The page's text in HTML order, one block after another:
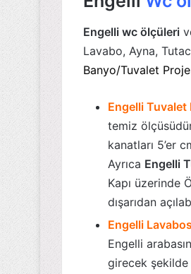
Engelli wc ölçüleri
Lavabo, Ayna,
Banyo/Tuvalet
Engelli Tuvalet
temiz
kanatları 5’er
Ayrıca Engelli
Kapı üzerinde
dışarıdan
Engelli
Engelli
girecek şekilde